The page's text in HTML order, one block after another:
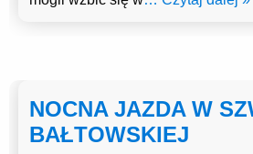
NOCNA JAZDA W
BAŁTOWSKIEJ